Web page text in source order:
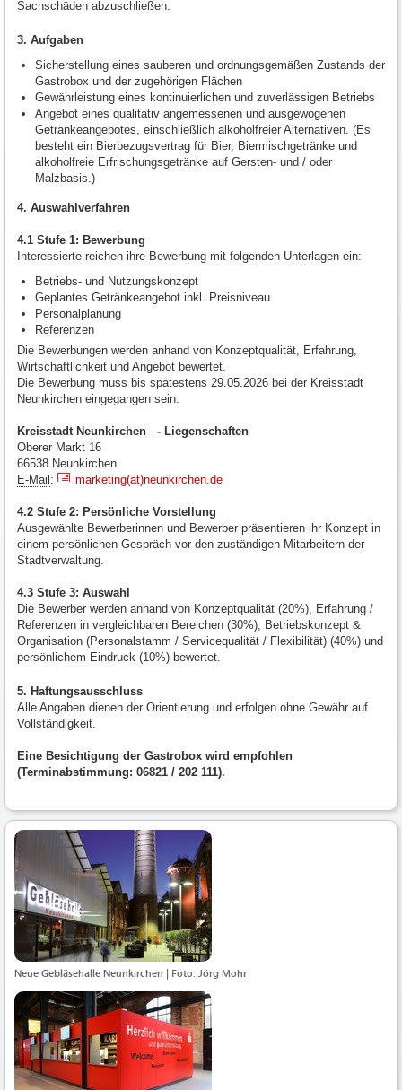
Sachschäden abzuschließen.
3. Aufgaben
Sicherstellung eines sauberen und ordnungsgemäßen Zustands der
Gastrobox und der zugehörigen Flächen
Gewährleistung eines kontinuierlichen und zuverlässigen Betriebs
Angebot eines qualitativ angemessenen und ausgewogenen
Getränkeangebotes, einschließlich alkoholfreier Alternativen. (Es
besteht ein Bierbezugsvertrag für Bier, Biermischgetränke und
alkoholfreie Erfrischungsgetränke auf Gersten- und / oder
Malzbasis.)
4. Auswahlverfahren
4.1 Stufe 1: Bewerbung
Interessierte reichen ihre Bewerbung mit folgenden Unterlagen ein:
Betriebs- und Nutzungskonzept
Geplantes Getränkeangebot inkl. Preisniveau
Personalplanung
Referenzen
Die Bewerbungen werden anhand von Konzeptqualität, Erfahrung,
Wirtschaftlichkeit und Angebot bewertet.
Die Bewerbung muss bis spätestens 29.05.2026 bei der Kreisstadt
Neunkirchen eingegangen sein:
Kreisstadt Neunkirchen - Liegenschaften
Oberer Markt 16
66538 Neunkirchen
E-Mail: marketing(at)neunkirchen.de
4.2 Stufe 2: Persönliche Vorstellung
Ausgewählte Bewerberinnen und Bewerber präsentieren ihr Konzept in
einem persönlichen Gespräch vor den zuständigen Mitarbeitern der
Stadtverwaltung.
4.3 Stufe 3: Auswahl
Die Bewerber werden anhand von Konzeptqualität (20%), Erfahrung /
Referenzen in vergleichbaren Bereichen (30%), Betriebskonzept &
Organisation (Personalstamm / Servicequalität / Flexibilität) (40%) und
persönlichem Eindruck (10%) bewertet.
5. Haftungsausschluss
Alle Angaben dienen der Orientierung und erfolgen ohne Gewähr auf
Vollständigkeit.
Eine Besichtigung der Gastrobox wird empfohlen
(Terminabstimmung: 06821 / 202 111).
Neue Gebläsehalle Neunkirchen | Foto: Jörg Mohr